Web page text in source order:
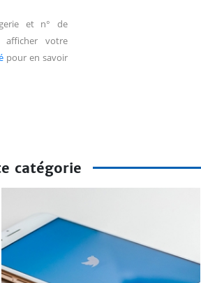
et n° de
votre
pour en savoir
catégorie